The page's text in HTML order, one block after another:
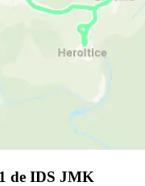
de IDS JMK